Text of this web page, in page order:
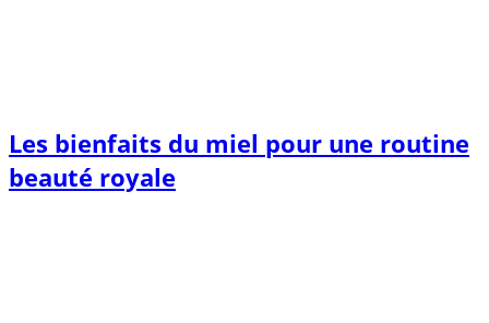
Les bienfaits du miel pour une routine
beauté royale